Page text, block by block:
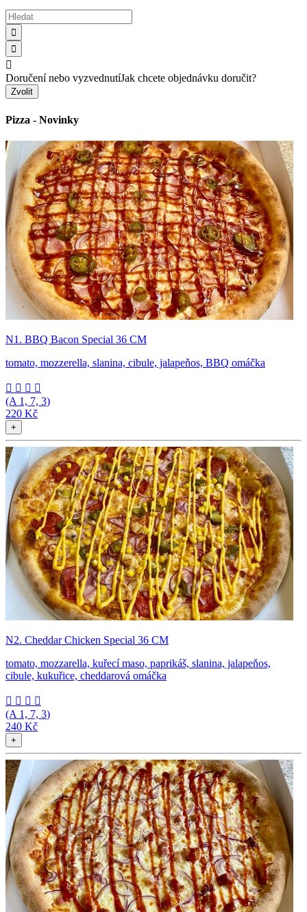



Doručení nebo vyzvednutíJak chcete objednávku doručit?
Zvolit
Pizza - Novinky
N1. BBQ Bacon Special 36 CM
tomato, mozzerella, slanina, cibule, jalapeňos, BBQ omáčka
   
(A 1, 7, 3)
220 Kč
+
N2. Cheddar Chicken Special 36 CM
tomato, mozzarella, kuřecí maso, paprikáš, slanina, jalapeňos,
cibule, kukuřice, cheddarová omáčka
   
(A 1, 7, 3)
240 Kč
+